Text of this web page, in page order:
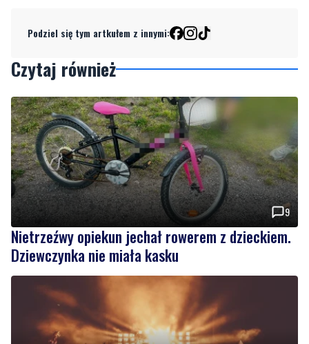
9
Nietrzeźwy opiekun jechał rowerem z dzieckiem.
Dziewczynka nie miała kasku